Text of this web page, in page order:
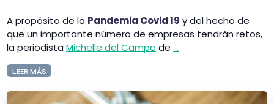
A propósito de la Pandemia Covid 19 y del hecho de
que un importante número de empresas tendrán retos,
la periodistaMichelle del Campo de...
LEER MÁS